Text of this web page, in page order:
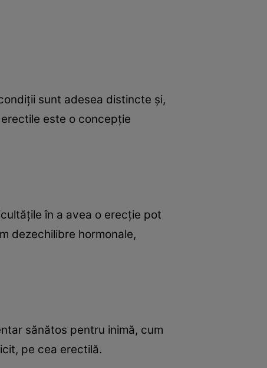
sunt adesea distincte și,
este o concepție
în a avea o erecție pot
dezechilibre hormonale,
sănătos pentru inimă, cum
pe cea erectilă.